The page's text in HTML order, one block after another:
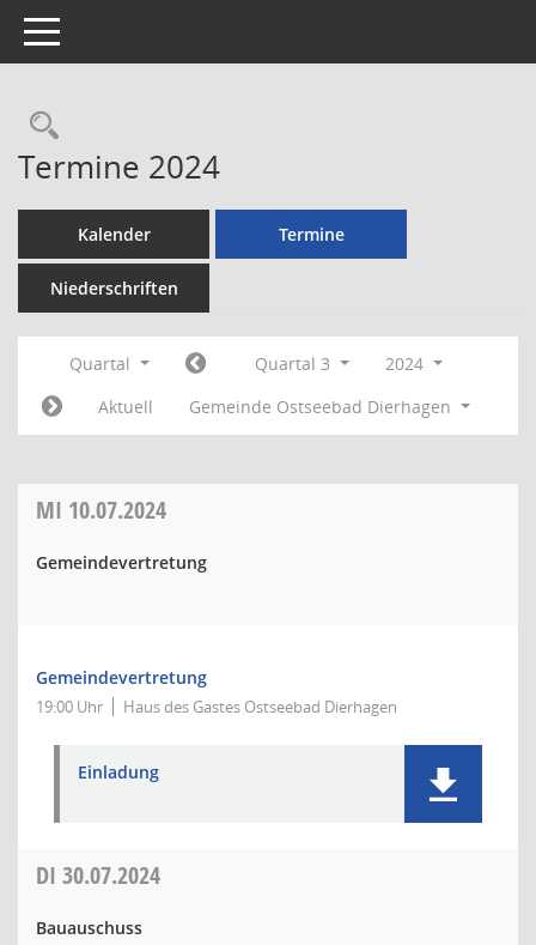
Toggle navigation
Rechercheauswahl
Termine 2024
Kalender Termine
Niederschriften
Quartal Quartal 3
2024
Aktuell
Gemeinde Ostseebad Dierhagen
MI 10.07.2024
Gemeindevertretung
Gemeindevertretung
19:00 Uhr Haus des Gastes Ostseebad Dierhagen
Einladung
DI 30.07.2024
Bauauschuss